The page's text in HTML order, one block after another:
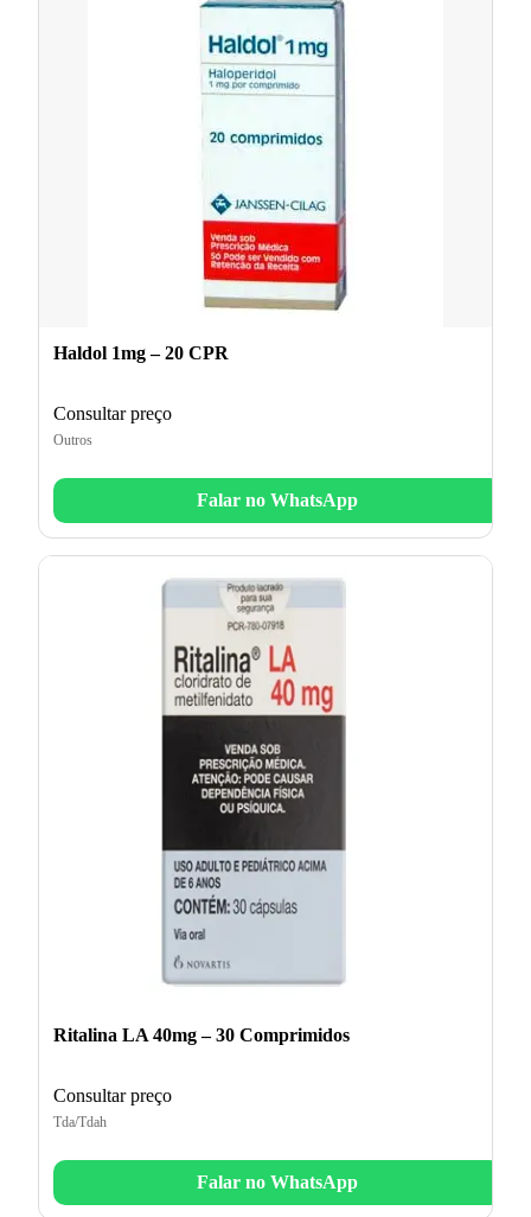
Haldol 1mg – 20 CPR
Consultar preço
Outros
Falar no WhatsApp
Ritalina LA 40mg – 30 Comprimidos
Consultar preço
Tda/Tdah
Falar no WhatsApp